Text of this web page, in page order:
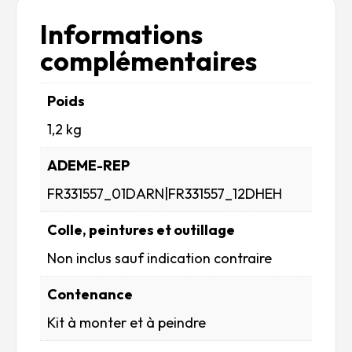
Informations
complémentaires
Poids
1,2 kg
ADEME-REP
FR331557_01DARN|FR331557_12DHEH
Colle, peintures et outillage
Non inclus sauf indication contraire
Contenance
Kit à monter et à peindre